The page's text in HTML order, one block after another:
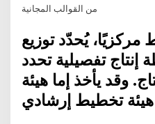
من القوالب المجانية
يُحدّد توزيع
إنتاج تفصيلية تحدد
وقد يأخذ إما هيئة